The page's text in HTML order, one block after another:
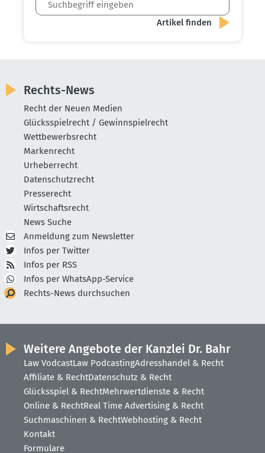
Rechts-News
Recht der Neuen Medien
Glücksspielrecht / Gewinnspielrecht
Wettbewerbsrecht
Markenrecht
Urheberrecht
Datenschutzrecht
Presserecht
Wirtschaftsrecht
News Suche
Anmeldung zum Newsletter
Infos per Twitter
Infos per RSS
Infos per WhatsApp-Service
Rechts-News durchsuchen
Weitere Angebote der Kanzlei Dr. Bahr
Law VodcastLaw PodcastingAdresshandel & Recht
Affiliate & RechtDatenschutz & Recht
Glücksspiel & RechtMehrwertdienste & Recht
Online & RechtReal Time Advertising & Recht
Suchmaschinen & RechtWebhosting & Recht
Kontakt
Formulare